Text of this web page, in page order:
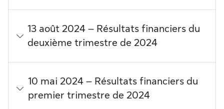
13 août 2024 – Résultats financiers du
deuxième trimestre de 2024
10 mai 2024 – Résultats financiers du
premier trimestre de 2024